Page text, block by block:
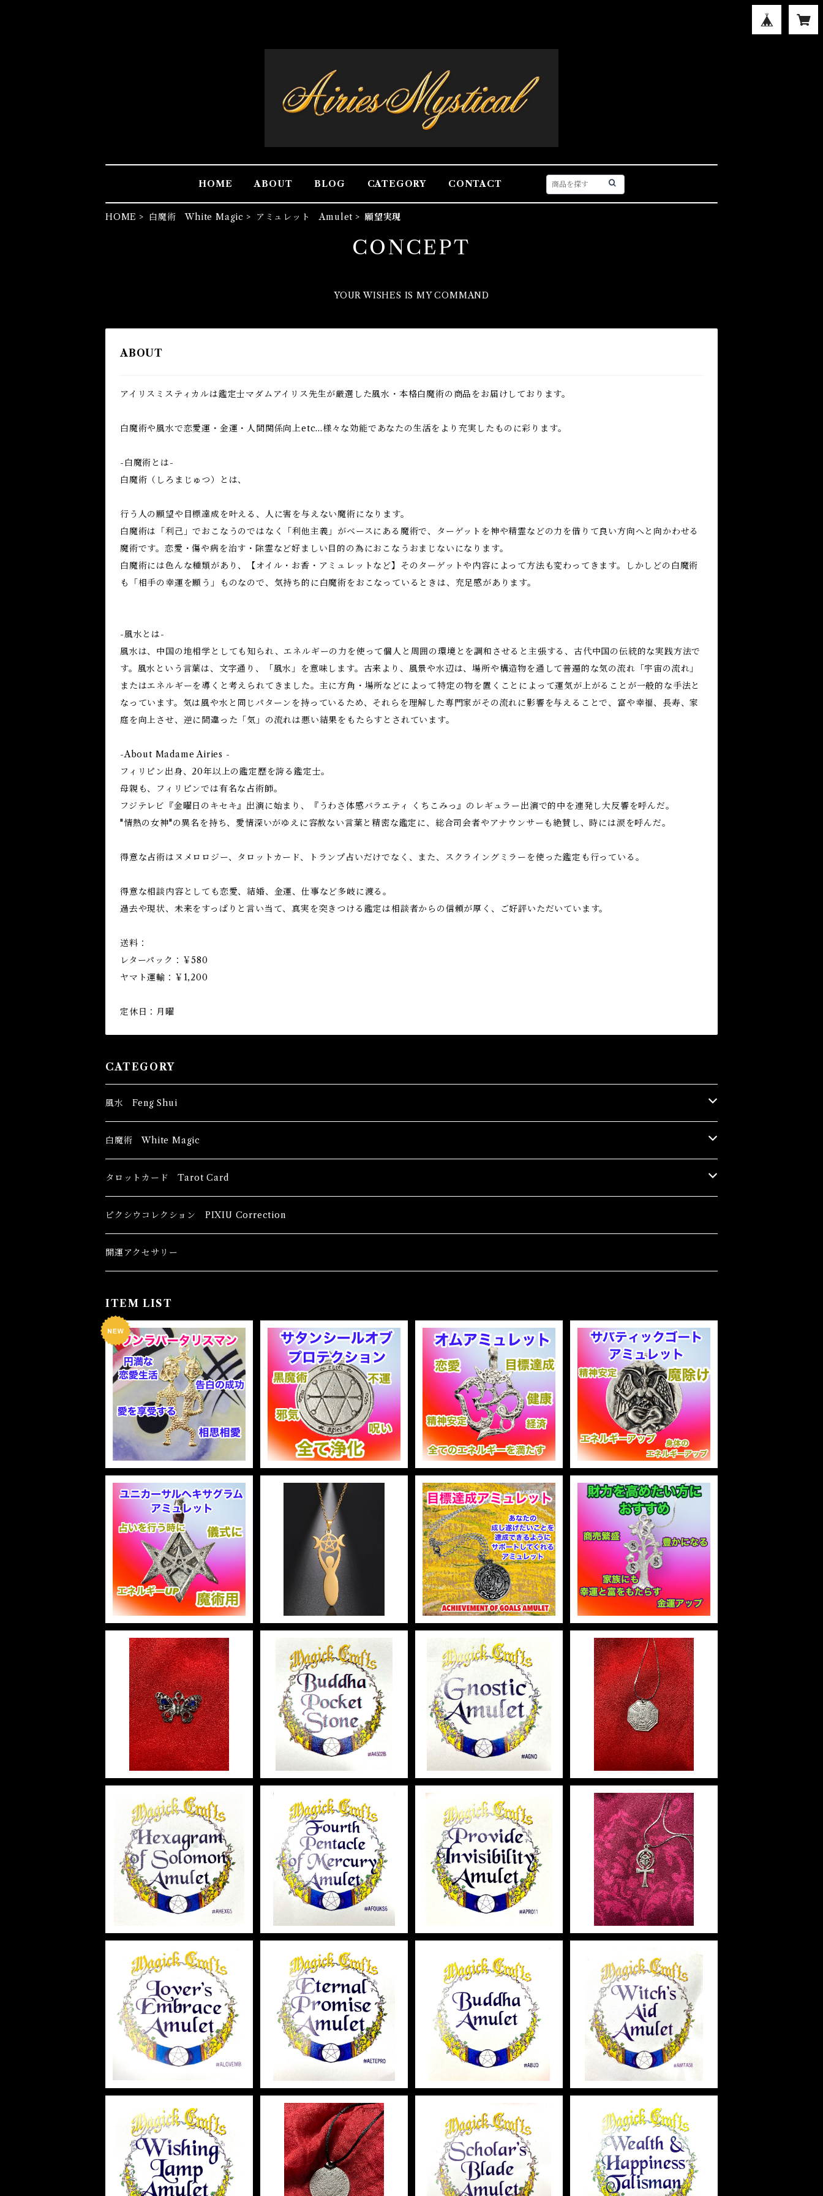
HOME ABOUT BLOG CATEGORY CONTACT
HOME 白魔術 White Magic アミュレット Amulet 願望実現
CONCEPT
YOUR WISHES IS MY COMMAND
ABOUT
アイリスミスティカルは鑑定士マダムアイリス先生が厳選した風水・本格白魔術の商品をお届けしております。
白魔術や風水で恋愛運・金運・人間関係向上etc...様々な効能であなたの生活をより充実したものに彩ります。
-白魔術とは-
白魔術（しろまじゅつ）とは、
行う人の願望や目標達成を叶える、人に害を与えない魔術になります。
白魔術は「利己」でおこなうのではなく「利他主義」がベースにある魔術で、ターゲットを神や精霊などの力を借りて良い方向へと向かわせる
魔術です。恋愛・傷や病を治す・除霊など好ましい目的の為におこなうおまじないになります。
白魔術には色んな種類があり、【オイル・お香・アミュレットなど】そのターゲットや内容によって方法も変わってきます。しかしどの白魔術
も「相手の幸運を願う」ものなので、気持ち的に白魔術をおこなっているときは、充足感があります。
-風水とは-
風水は、中国の地相学としても知られ、エネルギーの力を使って個人と周囲の環境とを調和させると主張する、古代中国の伝統的な実践方法で
す。風水という言葉は、文字通り、「風水」を意味します。古来より、風景や水辺は、場所や構造物を通して普遍的な気の流れ「宇宙の流れ」
またはエネルギーを導くと考えられてきました。主に方角・場所などによって特定の物を置くことによって運気が上がることが一般的な手法と
なっています。気は風や水と同じパターンを持っているため、それらを理解した専門家がその流れに影響を与えることで、富や幸福、長寿、家
庭を向上させ、逆に間違った「気」の流れは悪い結果をもたらすとされています。
-About Madame Airies -
フィリピン出身、20年以上の鑑定歴を誇る鑑定士。
母親も、フィリピンでは有名な占術師。
フジテレビ『金曜日のキセキ』出演に始まり、『うわさ体感バラエティ くちこみっ』のレギュラー出演で的中を連発し大反響を呼んだ。
"情熱の女神"の異名を持ち、愛情深いがゆえに容赦ない言葉と精密な鑑定に、総合司会者やアナウンサーも絶賛し、時には涙を呼んだ。
得意な占術はヌメロロジー、タロットカード、トランプ占いだけでなく、また、スクライングミラーを使った鑑定も行っている。
得意な相談内容としても恋愛、結婚、金運、仕事など多岐に渡る。
過去や現状、未来をすっぱりと言い当て、真実を突きつける鑑定は相談者からの信頼が厚く、ご好評いただいています。
送料：
レターパック：￥580
ヤマト運輸：￥1,200
定休日：月曜
CATEGORY
風水 Feng Shui
ブッダ Buddha
恋愛運
健康運 Health
金運 Money
キーチェーン
金運 Money
恋愛 Love
干支風水置き物
牛 Ox
寅 Tiger
辰 Dragon
巳 Snake
午 Horse
未 Sheep
申 Monkey
酉 Rooster
戌 Dog
亥 Pig
ブレスレット Bracelet
恋愛
仕事 Job
人間関係 Relationship
白魔術 White Magic
香油 Oils
恋愛 Love
金運 Money
スピリチュアル Spiritual
自己実現 Self-realization
裁判 Trial
人間関係 Relationships
キャンドル Candles
恋愛 Love
自己実現 Self-Realization
仕事 Job
スピリチュアル Spiritual
人間関係 RelationShips
線香 Stick Incense
仕事
金運
人間関係
金運 Money
恋愛 Love
護身
パウダー Magical Powder
仕事
恋愛 Love
金運 Money
人間関係 Relationships
自己実現 Self-Realization
スピリチュアル Spiritual
バス＆フロアウォッシュ Bath&Floor Wash
護身 Self-Defence
恋愛 Love
金運 Money
人間関係 Relationships
バスハーブ Bath Herb
恋愛 love
白魔術キット
アミュレット Amulet
仕事
魔除け
スピリチュアル
タロットカード Tarot Card
初心者向け For The Beginners
中級者向け
ピクシウコレクション PIXIU Correction
開運アクセサリー
ITEM LIST
ワンラバータリスマン ONE
LOVER Talisman
¥2,200
Saturn Seal of Protectio
n サタンシールオブプロテクシ
ョン 白魔術アミュレット
¥3,300
Om Amuletオムアミュレッ
ト 白魔術アミュレット
¥3,300
Sabbatic Goat Amulet サ
バティックゴートアミュレッ
ト 白魔術アミュレット
¥3,300
Unicursal Hexagram Amu
let ユニカーサルヘキサグラム
アミュレット 白魔術アミュレ
ット
¥3,300
金星のペンダント
¥6,300
ACHIEVEMENT OF GOA
LS AMULET -あなたを目標
達成へと導くアミュレット-
¥3,740
15%OFF
Money Treeマネーツリー
白魔術アミュレット
¥2,948
Butterfly red& blue cryst
al バタフライレッドアンドブ
ルークリスタル 白魔術アミュ
レット
¥2,948
Buddha Pocket Stone ブ
ッダポケットストーン 白魔術
アミュレット
¥2,948
Gnostic Amulet グノスティ
ックアミュレット 白魔術アミ
ュレット
¥2,948
Yin Yang I Ching ユィ・ヤ
ン・アイ・チン 白魔術アミュ
レット
¥2,948
Hexagram of Solomon A
mulet ヘキサグラムオブソロ
モンアミュレット 白魔術アミ
ュレット
¥2,948
Fourth Pentacle of Merc
ury Amulet フォースペンタ
クルオブマーキュリーアミュレ
ット 白魔術アミュレット
¥2,948
Provide Invisibility Amul
et プロバイドインビジビリテ
ィアミュレット 白魔術アミュ
レット
¥2,948
Ankh アンク 白魔術アミュレ
ット
¥2,948
Lover’s Embrace Amulet
ラバーズエンブレーズアミュレ
ット 白魔術アミュレット
¥2,948
Eternal Promise Amulet
エターナルプロミスアミュレッ
ト 白魔術アミュレット
¥2,948
Buddha Amulet ブッダアミ
ュレット 白魔術アミュレット
¥2,948
Witch’s Aid Amulet ウィッ
チエイドアミュレット 白魔術
アミュレット
¥2,948
Wishing Lamp Amulet ウ
ィッシングランプアミュレッ
ト 白魔術アミュレット
¥2,948
Seal of Mephistophele A
mulet シールオブメフィスト
フィアアミュレット 白魔術ア
ミュレット
¥2,948
scholar’s Blade Amulet
スカーラーズブレードアミュレ
ット 白魔術アミュレット
¥2,948
Wealth&Happiness Talis
man ウェルス&ハピネスタリ
スマン 白魔術アミュレット
¥2,948